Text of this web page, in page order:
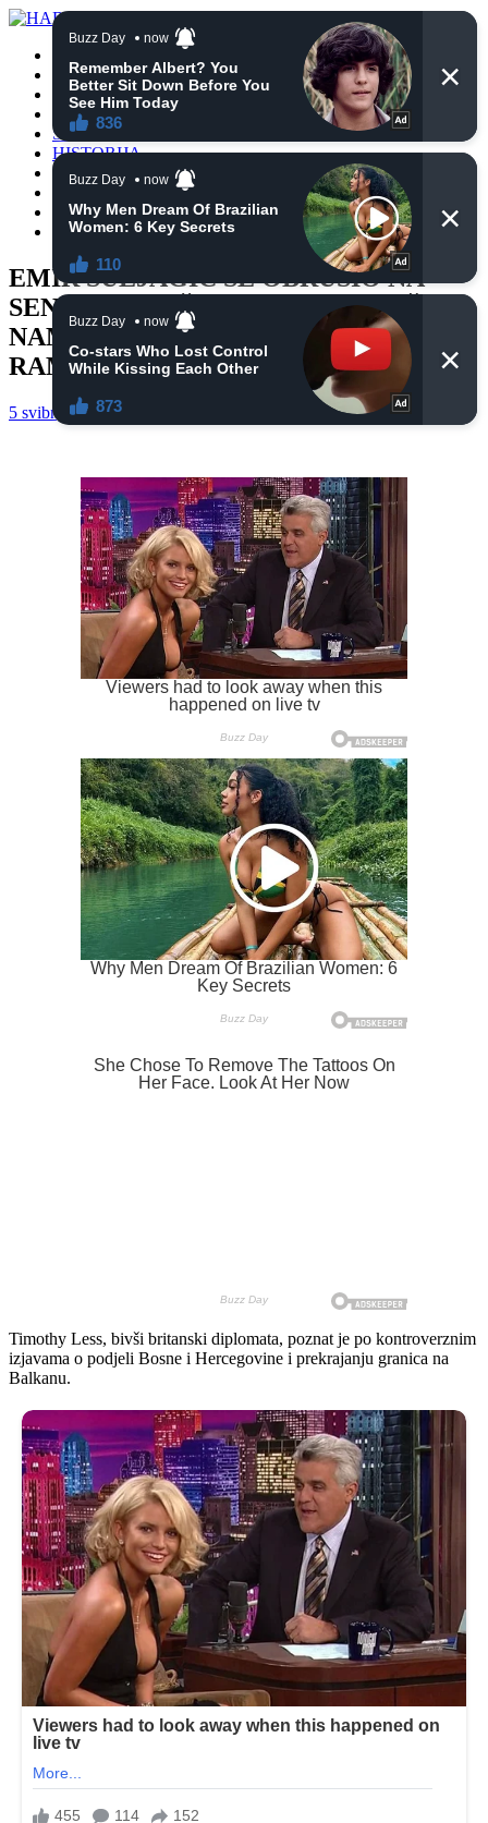
VIJESTI
BIH
TURSKA
SVIJET
HISTORIJA
RELIGIJA
ZANIMLJIVOSTI
CRNA HRONIKA
OBAVIJESTI
EMIR SULJAGIĆ SE OBRUŠIO NA
SENADA HADŽIFEJZOVIĆA: ZAŠTO
NAM SERVIRA KRMETINU U
RAMAZANU?
5 svibnja, 2021 haberhana
Timothy Less, bivši britanski diplomata, poznat je po kontroverznim
izjavama o podjeli Bosne i Hercegovine i prekrajanju granica na
Balkanu.